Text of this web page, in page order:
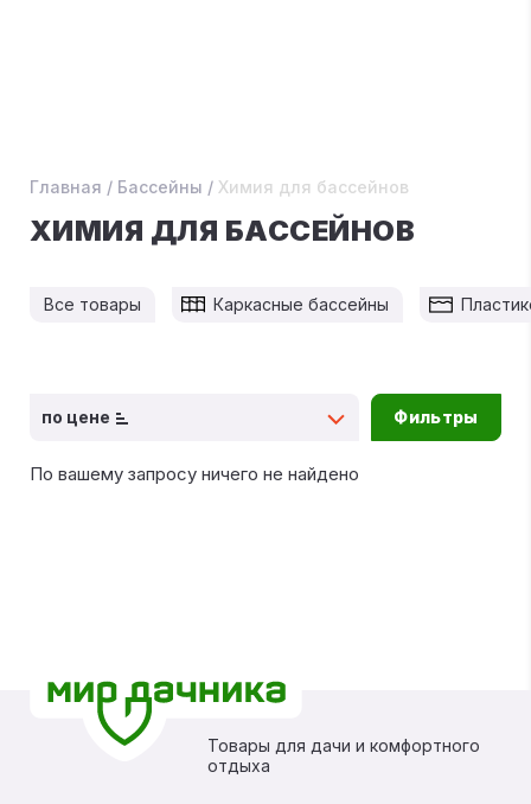
Главная / Бассейны / Химия для бассейнов
ХИМИЯ ДЛЯ БАССЕЙНОВ
Все товары Каркасные бассейны
по цене Фильтры
По вашему запросу ничего не найдено
Товары для дачи и комфортного
отдыха